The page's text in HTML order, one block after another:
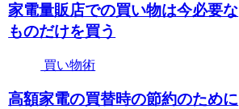
家電量販店での買い物は今必要な
ものだけを買う
買い物術
高額家電の買替時の節約のために